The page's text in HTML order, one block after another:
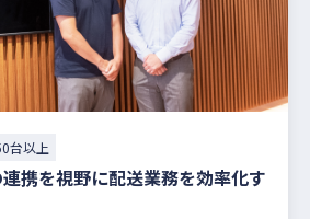
台以上
携を視野に配送業務を効率化す